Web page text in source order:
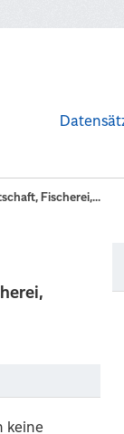
Fischerei,...
keine